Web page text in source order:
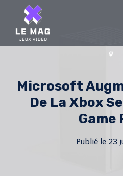
content
Microsoft
De La Xbox
Game
Publié le 23